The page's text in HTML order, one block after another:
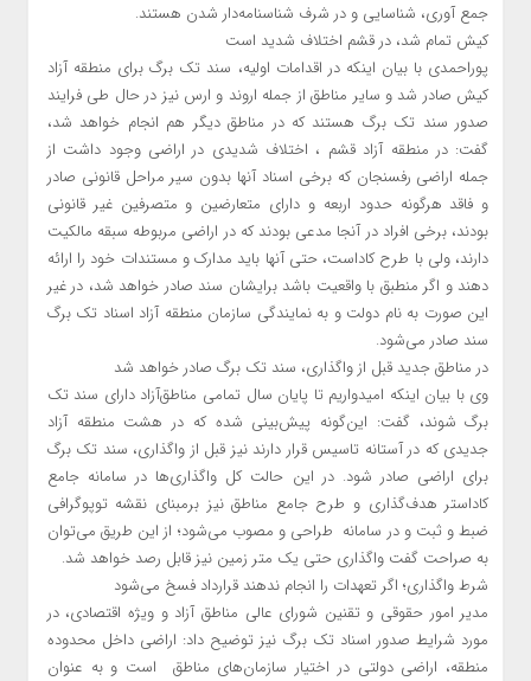
جمع آوری، شناسایی و در شرف شناسنامه‌دار شدن هستند.
کیش تمام شد، در قشم اختلاف شدید است
پوراحمدی با بیان اینکه در اقدامات اولیه، سند تک برگ برای منطقه آزاد
کیش صادر شد و سایر مناطق از جمله اروند و ارس نیز در حال طی فرایند
صدور سند تک برگ هستند که در مناطق دیگر هم انجام خواهد شد،
گفت: در منطقه آزاد قشم ، اختلاف شدیدی در اراضی وجود داشت از
جمله اراضی رفسنجان که برخی اسناد آنها بدون سیر مراحل قانونی صادر
و فاقد هرگونه حدود اربعه و دارای متعارضین و متصرفین غیر قانونی
بودند، برخی افراد در آنجا مدعی بودند که در اراضی مربوطه سبقه مالکیت
دارند، ولی با طرح کاداست، حتی آنها باید مدارک و مستندات خود را ارائه
دهند و اگر منطبق با واقعیت باشد برایشان سند صادر خواهد شد، در غیر
این صورت به نام دولت و به نمایندگی سازمان منطقه آزاد اسناد تک برگ
سند صادر می‌شود.
در مناطق جدید قبل از واگذاری، سند تک برگ صادر خواهد شد
وی با بیان اینکه امیدواریم تا پایان سال تمامی مناطق‌آزاد دارای سند تک
برگ شوند، گفت: این‌گونه پیش‌بینی شده که در هشت منطقه آزاد
جدیدی که در آستانه تاسیس قرار دارند نیز قبل از واگذاری، سند تک برگ
برای اراضی صادر شود. در این حالت کل واگذاری‌ها در سامانه جامع
کاداستر هدف‌گذاری و طرح جامع مناطق نیز برمبنای نقشه توپوگرافی
ضبط و ثبت و در سامانه طراحی و مصوب می‌شود؛ از این طریق می‌توان
به صراحت گفت واگذاری حتی یک متر زمین نیز قابل رصد خواهد شد.
شرط واگذاری؛ اگر تعهدات را انجام ندهند قرارداد فسخ می‌شود
مدیر امور حقوقی و تقنین شورای عالی مناطق آزاد و ویژه اقتصادی، در
مورد شرایط صدور اسناد تک برگ نیز توضیح داد: اراضی داخل محدوده
منطقه، اراضی دولتی در اختیار سازمان‌های مناطق است و به عنوان